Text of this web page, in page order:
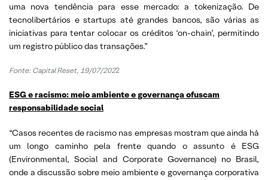
uma nova tendência para esse mercado: a tokenização. De
tecnolibertários e startups até grandes bancos, são várias as
iniciativas para tentar colocar os créditos ‘on-chain’, permitindo
um registro público das transações.”
Fonte: Capital Reset, 19/07/2022
ESG e racismo: meio ambiente e governança ofuscam
responsabilidade social
“Casos recentes de racismo nas empresas mostram que ainda há
um longo caminho pela frente quando o assunto é ESG
(Environmental, Social and Corporate Governance) no Brasil,
onde a discussão sobre meio ambiente e governança corporativa